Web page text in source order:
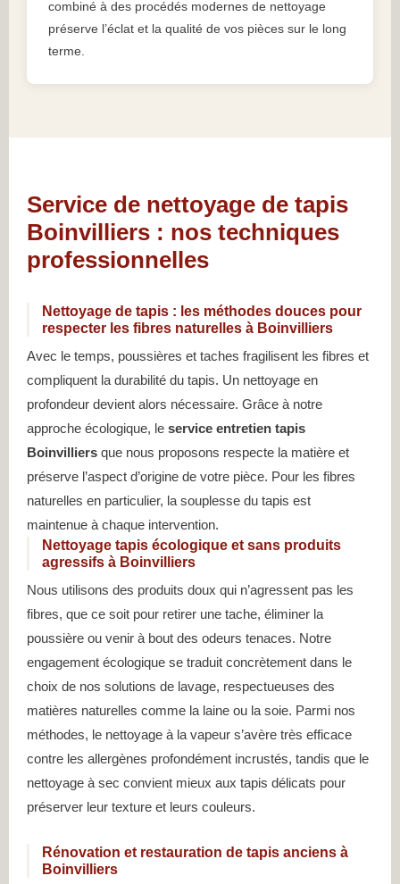
combiné à des procédés modernes de nettoyage
préserve l’éclat et la qualité de vos pièces sur le long
terme.
Service de nettoyage de tapis
Boinvilliers : nos techniques
professionnelles
Nettoyage de tapis : les méthodes douces pour
respecter les fibres naturelles à Boinvilliers
Avec le temps, poussières et taches fragilisent les fibres et
compliquent la durabilité du tapis. Un nettoyage en
profondeur devient alors nécessaire. Grâce à notre
approche écologique, le service entretien tapis
Boinvilliers que nous proposons respecte la matière et
préserve l’aspect d’origine de votre pièce. Pour les fibres
naturelles en particulier, la souplesse du tapis est
maintenue à chaque intervention.
Nettoyage tapis écologique et sans produits
agressifs à Boinvilliers
Nous utilisons des produits doux qui n’agressent pas les
fibres, que ce soit pour retirer une tache, éliminer la
poussière ou venir à bout des odeurs tenaces. Notre
engagement écologique se traduit concrètement dans le
choix de nos solutions de lavage, respectueuses des
matières naturelles comme la laine ou la soie. Parmi nos
méthodes, le nettoyage à la vapeur s’avère très efficace
contre les allergènes profondément incrustés, tandis que le
nettoyage à sec convient mieux aux tapis délicats pour
préserver leur texture et leurs couleurs.
Rénovation et restauration de tapis anciens à
Boinvilliers